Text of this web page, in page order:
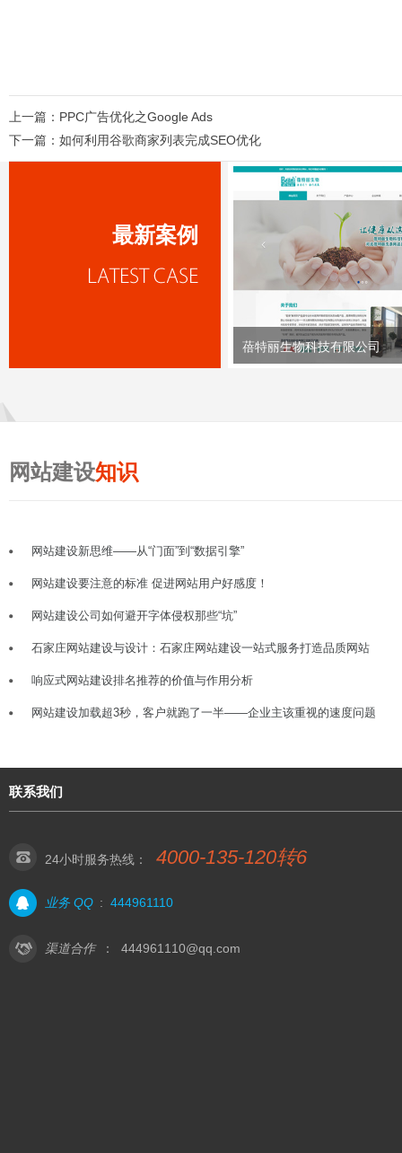
上一篇： PPC广告优化之Google Ads
下一篇： 如何利用谷歌商家列表完成SEO优化
最新案例
蓓特丽生物科技有限公司
网站建设知识
网站建设新思维——从“门面”到“数据引擎”
网站建设要注意的标准 促进网站用户好感度！
网站建设公司如何避开字体侵权那些“坑”
石家庄网站建设与设计：石家庄网站建设一站式服务打造品质网站
响应式网站建设排名推荐的价值与作用分析
网站建设加载超3秒，客户就跑了一半——企业主该重视的速度问题
联系我们
24小时服务热线： 4000-135-120转6
业务 QQ : 444961110
渠道合作 ： 444961110@qq.com